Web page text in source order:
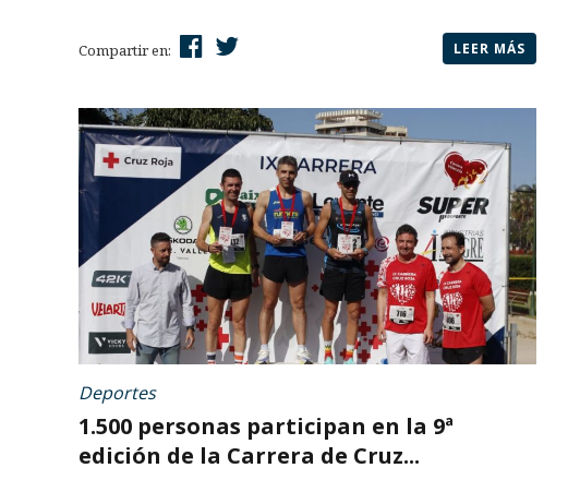
Compartir en: LEER MÁS
Deportes
1.500 personas participan en la 9ª
edición de la Carrera de Cruz...